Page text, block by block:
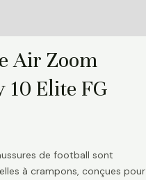
Air Zoom
Elite FG
de football sont
à crampons, conçues pour